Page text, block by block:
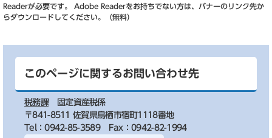
Readerが必要です。
Adobe Readerをお持ちでない方は、バナーのリンク先か
らダウンロードしてください。（無料）
このページに関するお問い合わせ先
税務課
固定資産税係
〒841-8511 佐賀県鳥栖市宿町1118番地
Tel：0942-85-3589
Fax：0942-82-1994